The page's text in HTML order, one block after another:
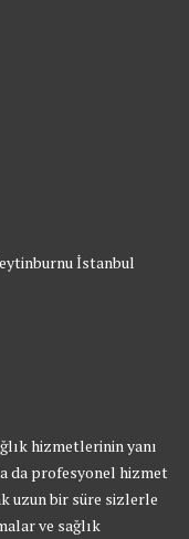
İstanbul
hizmetlerinin yanı
da profesyonel hizmet
uzun bir süre sizlerle
ve sağlık